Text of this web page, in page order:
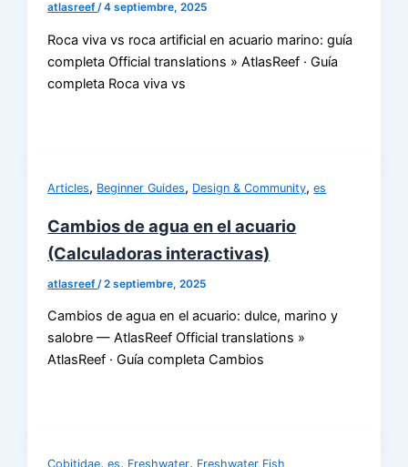
atlasreef/4 septiembre, 2025
Roca viva vs roca artificial en acuario marino: guía
completa Official translations » AtlasReef · Guía
completa Roca viva vs
Articles, Beginner Guides, Design & Community,es
Cambios de agua en el acuario
(Calculadoras interactivas)
atlasreef /2 septiembre, 2025
Cambios de agua en el acuario: dulce, marino y
salobre — AtlasReef Official translations »
AtlasReef · Guía completa Cambios
Cobitidae,es, Freshwater, Freshwater Fish